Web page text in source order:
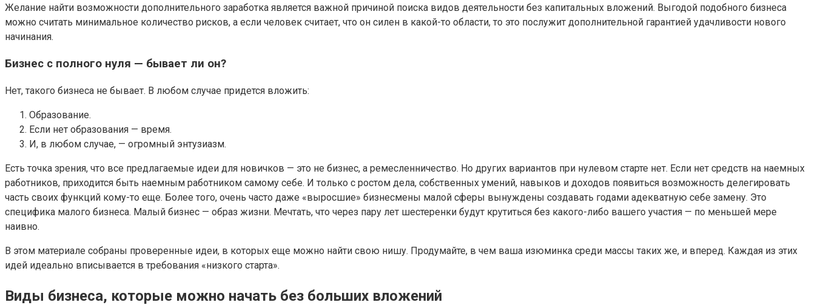
Желание найти возможности дополнительного заработка является важной причиной поиска видов деятельности без капитальных вложений. Выгодой подобного бизнеса
можно считать минимальное количество рисков, а если человек считает, что он силен в какой-то области, то это послужит дополнительной гарантией удачливости нового
начинания.
Бизнес с полного нуля — бывает ли он?
Нет, такого бизнеса не бывает. В любом случае придется вложить:
Образование.
Если нет образования — время.
И, в любом случае, — огромный энтузиазм.
Есть точка зрения, что все предлагаемые идеи для новичков — это не бизнес, а ремесленничество. Но других вариантов при нулевом старте нет. Если нет средств на наемных
работников, приходится быть наемным работником самому себе. И только с ростом дела, собственных умений, навыков и доходов появиться возможность делегировать
часть своих функций кому-то еще. Более того, очень часто даже «выросшие» бизнесмены малой сферы вынуждены создавать годами адекватную себе замену. Это
специфика малого бизнеса. Малый бизнес — образ жизни. Мечтать, что через пару лет шестеренки будут крутиться без какого-либо вашего участия — по меньшей мере
наивно.
В этом материале собраны проверенные идеи, в которых еще можно найти свою нишу. Продумайте, в чем ваша изюминка среди массы таких же, и вперед. Каждая из этих
идей идеально вписывается в требования «низкого старта».
Виды бизнеса, которые можно начать без больших вложений